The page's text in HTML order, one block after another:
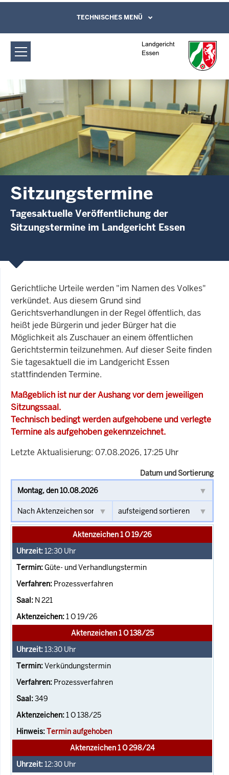
Landgericht Essen: Sitzungstermine
Direkt zum Inhalt
Leichte Sprache, Gebärdensprachenvideo
und Kontaktformular
TECHNISCHES MENÜ
Sitzungstermine
Tagesaktuelle Veröffentlichung der
Sitzungstermine im Landgericht Essen
Gerichtliche Urteile werden "im Namen des Volkes"
verkündet. Aus diesem Grund sind
Gerichtsverhandlungen in der Regel öffentlich, das
heißt jede Bürgerin und jeder Bürger hat die
Möglichkeit als Zuschauer an einem öffentlichen
Gerichtstermin teilzunehmen. Auf dieser Seite finden
Sie tagesaktuell die im Landgericht Essen
stattfindenden Termine.
Maßgeblich ist nur der Aushang vor dem jeweiligen
Sitzungssaal.
Technisch bedingt werden aufgehobene und verlegte
Termine als aufgehoben gekennzeichnet.
Letzte Aktualisierung: 07.08.2026, 17:25 Uhr
Datum und Sortierung
Aktenzeichen 1 O 19/26
12:30 Uhr
Güte- und Verhandlungstermin
Prozessverfahren
N 221
1 O 19/26
Aktenzeichen 1 O 138/25
13:30 Uhr
Verkündungstermin
Prozessverfahren
349
1 O 138/25
Termin aufgehoben
Aktenzeichen 1 O 298/24
12:30 Uhr